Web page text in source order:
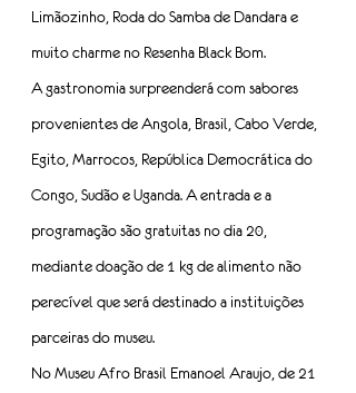
Limãozinho, Roda do Samba de Dandara e
muito charme no Resenha Black Bom.
A gastronomia surpreenderá com sabores
provenientes de Angola, Brasil, Cabo Verde,
Egito, Marrocos, República Democrática do
Congo, Sudão e Uganda. A entrada e a
programação são gratuitas no dia 20,
mediante doação de 1 kg de alimento não
perecível que será destinado a instituições
parceiras do museu.
No Museu Afro Brasil Emanoel Araujo, de 21